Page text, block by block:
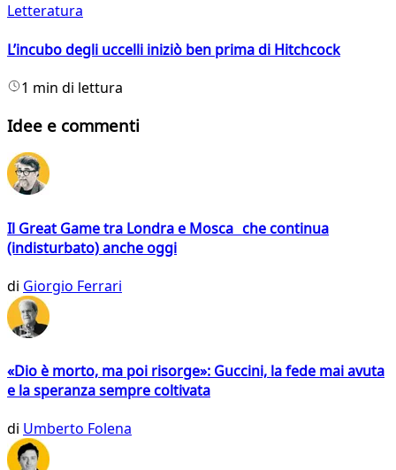
Letteratura
L’incubo degli uccelli iniziò ben prima di Hitchcock
1 min di lettura
Idee e commenti
Il Great Game tra Londra e Mosca che continua
(indisturbato) anche oggi
di Giorgio Ferrari
«Dio è morto, ma poi risorge»: Guccini, la fede mai avuta
e la speranza sempre coltivata
di Umberto Folena